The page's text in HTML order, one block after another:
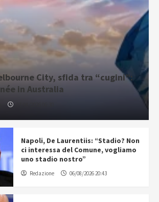
City, sfida tra “cugini”:
in Australia
Napoli, De Laurentiis: “Stadio? Non
ci interessa del Comune, vogliamo
uno stadio nostro”
Redazione 06/08/2026 20:43